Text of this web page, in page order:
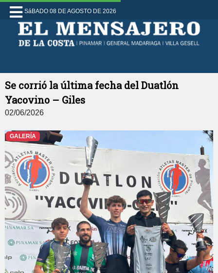
SáBADO 08 DE AGOSTO DE 2026
Se corrió la última fecha del Duatlón
Yacovino – Giles
02/06/2026
GALERÍA